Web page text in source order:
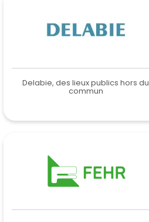
Delabie, des lieux publics hors du
commun